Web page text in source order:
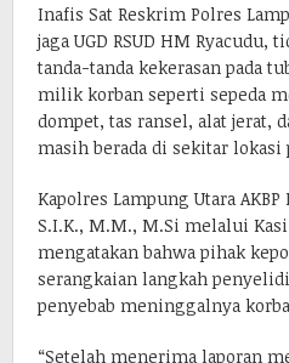
Inafis Sat Reskrim Polres
jaga UGD RSUD HM Ryacudu,
tanda-tanda kekerasan pada
milik korban seperti sepeda
dompet, tas ransel, alat jerat,
masih berada di sekitar lokasi
Kapolres Lampung Utara
S.I.K., M.M., M.Si melalui
mengatakan bahwa pihak
serangkaian langkah
penyebab meninggalnya
“Setelah menerima laporan